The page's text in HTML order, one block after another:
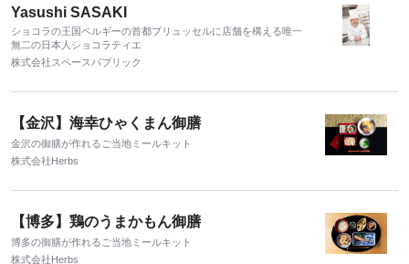
Yasushi SASAKI
ショコラの王国ベルギーの首都ブリュッセルに店舗を構える唯一
無二の日本人ショコラティエ
株式会社スペースパブリック
【金沢】海幸ひゃくまん御膳
金沢の御膳が作れるご当地ミールキット
株式会社Herbs
【博多】鶏のうまかもん御膳
博多の御膳が作れるご当地ミールキット
株式会社Herbs